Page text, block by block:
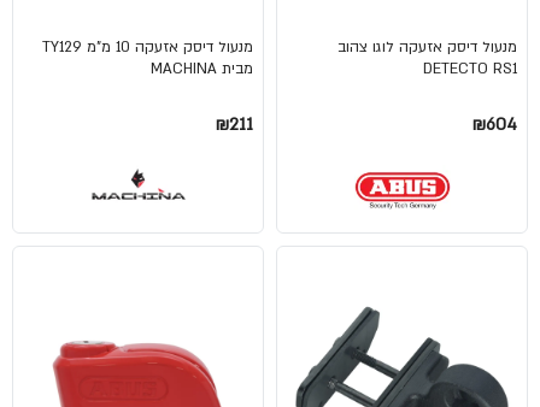
מנעול דיסק אזעקה לוגו צהוב
DETECTO RS1
₪604
מנעול דיסק אזעקה 10 מ"מ TY129
מבית MACHINA
₪211